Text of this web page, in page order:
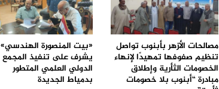
مصالحات الأزهر بأبنوب تواصل
تنظيم صفوفها تمهيدًا لإنهاء
الخصومات الثأرية وإطلاق
مبادرة “أبنوب بلا خصومات
«بيت المنصورة الهندسي»
يشرف على تنفيذ المجمع
الدولي العلمي المتطور
بدمياط الجديدة